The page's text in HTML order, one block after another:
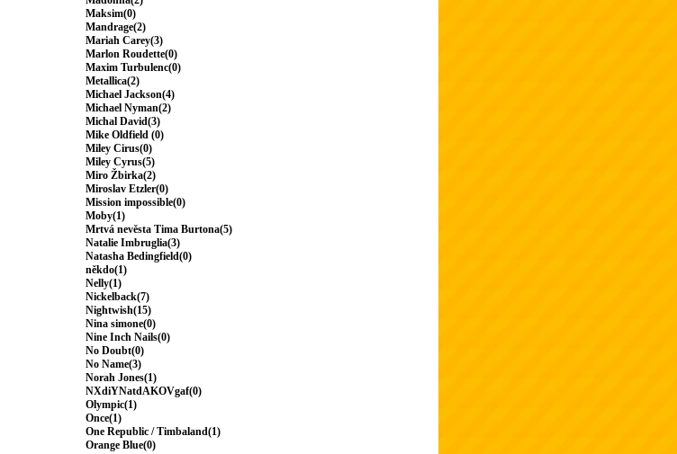
Maksim(0)
Mandrage(2)
Mariah Carey(3)
Marlon Roudette(0)
Maxim Turbulenc(0)
Metallica(2)
Michael Jackson(4)
Michael Nyman(2)
Michal David(3)
Mike Oldfield (0)
Miley Cirus(0)
Miley Cyrus(5)
Miro Žbirka(2)
Miroslav Etzler(0)
Mission impossible(0)
Moby(1)
Mrtvá nevěsta Tima Burtona(5)
Natalie Imbruglia(3)
Natasha Bedingfield(0)
někdo(1)
Nelly(1)
Nickelback(7)
Nightwish(15)
Nina simone(0)
Nine Inch Nails(0)
No Doubt(0)
No Name(3)
Norah Jones(1)
NXdiYNatdAKOVgaf(0)
Olympic(1)
Once(1)
One Republic / Timbaland(1)
Orange Blue(0)